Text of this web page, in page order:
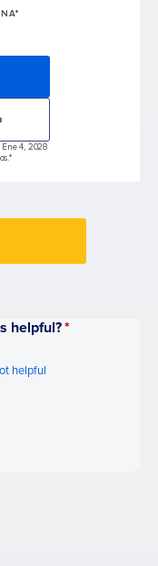
4, 2028